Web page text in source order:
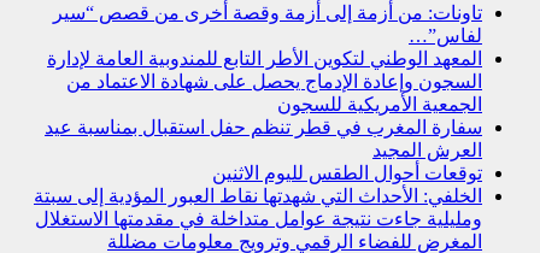
تاونات: من أزمة إلى أزمة وقصة أخرى من قصص “سير
لفاس”…
المعهد الوطني لتكوين الأطر التابع للمندوبية العامة لإدارة
السجون وإعادة الإدماج يحصل على شهادة الاعتماد من
الجمعية الأمريكية للسجون
سفارة المغرب في قطر تنظم حفل استقبال بمناسبة عيد
العرش المجيد
توقعات أحوال الطقس لليوم الاثنين
الخلفي: الأحداث التي شهدتها نقاط العبور المؤدية إلى سبتة
ومليلية جاءت نتيجة عوامل متداخلة في مقدمتها الاستغلال
المغرض للفضاء الرقمي وترويج معلومات مضللة